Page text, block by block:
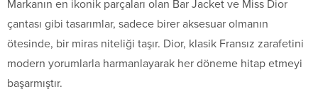
Markanın en ikonik parçaları olan Bar Jacket ve Miss Dior
çantası gibi tasarımlar, sadece birer aksesuar olmanın
ötesinde, bir miras niteliği taşır. Dior, klasik Fransız zarafetini
modern yorumlarla harmanlayarak her döneme hitap etmeyi
başarmıştır.